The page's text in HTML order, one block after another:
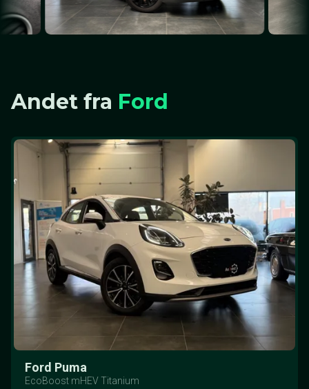
Andet fra Ford
Ford Puma
EcoBoost mHEV Titanium